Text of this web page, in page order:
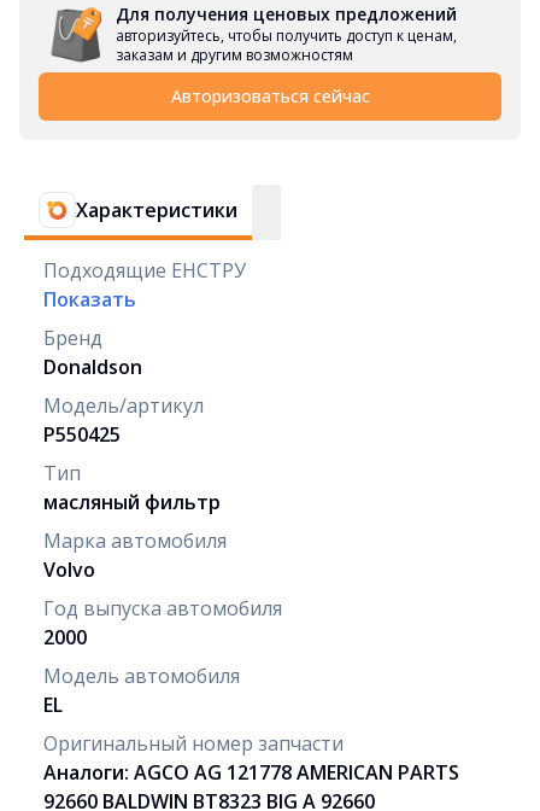
Для получения ценовых предложений
авторизуйтесь, чтобы получить доступ к ценам,
заказам и другим возможностям
Авторизоваться сейчас
Характеристики
Подходящие ЕНСТРУ
Показать
Бренд
Donaldson
Модель/артикул
P550425
Тип
масляный фильтр
Марка автомобиля
Volvo
Год выпуска автомобиля
2000
Модель автомобиля
EL
Оригинальный номер запчасти
Аналоги: AGCO AG 121778 AMERICAN PARTS
92660 BALDWIN BT8323 BIG A 92660